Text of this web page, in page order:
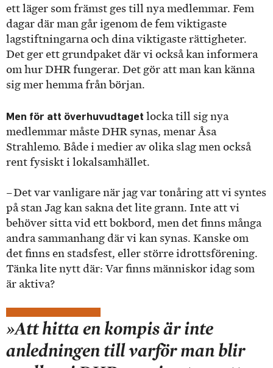
ett läger som främst ges till nya medlemmar. Fem
dagar där man går igenom de fem viktigaste
lagstiftningarna och dina viktigaste rättigheter.
Det ger ett grundpaket där vi också kan informera
om hur DHR fungerar. Det gör att man kan känna
sig mer hemma från början.
Men för att överhuvudtaget locka till sig nya
medlemmar måste DHR synas, menar Åsa
Strahlemo. Både i medier av olika slag men också
rent fysiskt i lokalsamhället.
– Det var vanligare när jag var tonåring att vi syntes
på stan Jag kan sakna det lite grann. Inte att vi
behöver sitta vid ett bokbord, men det finns många
andra sammanhang där vi kan synas. Kanske om
det finns en stadsfest, eller större idrottsförening.
Tänka lite nytt där: Var finns människor idag som
är aktiva?
»Att hitta en kompis är inte
anledningen till varför man blir